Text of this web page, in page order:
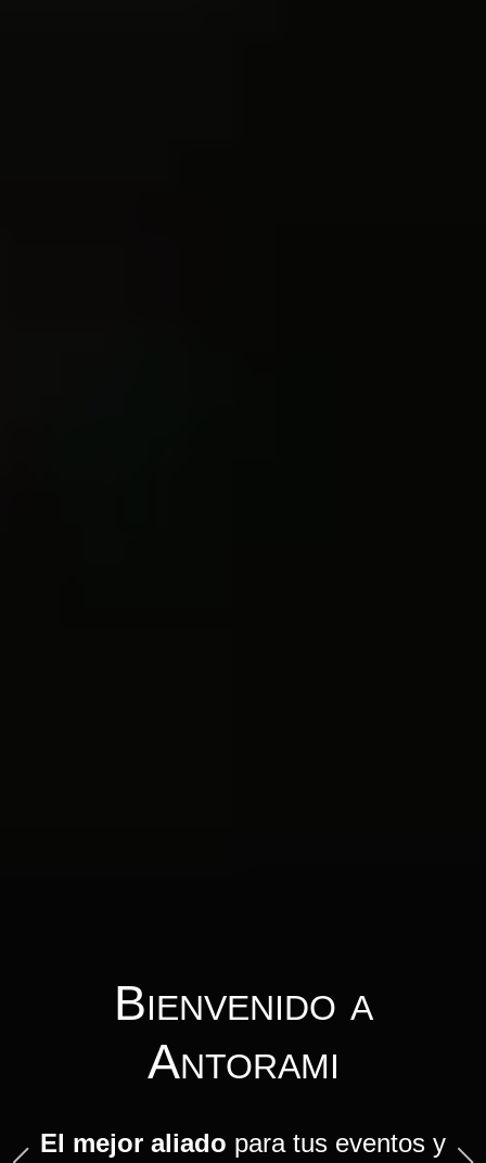
Bienvenido a
Antorami
El mejor aliado para tus eventos y
Logística para
Eventos
Plataformas para
Eventos Virtuales
Consultoría y
Proyectos
Informáticos